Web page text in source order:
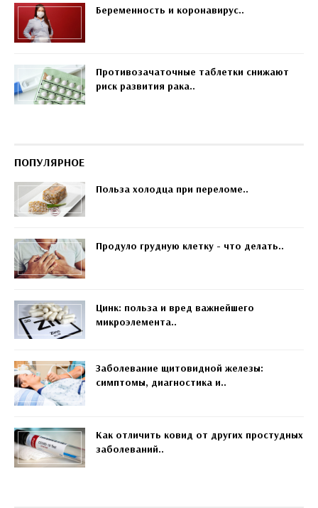
Беременность и коронавирус..
Противозачаточные таблетки снижают
риск развития рака..
ПОПУЛЯРНОЕ
Польза холодца при переломе..
Продуло грудную клетку - что делать..
Цинк: польза и вред важнейшего
микроэлемента..
Заболевание щитовидной железы:
симптомы, диагностика и..
Как отличить ковид от других простудных
заболеваний..